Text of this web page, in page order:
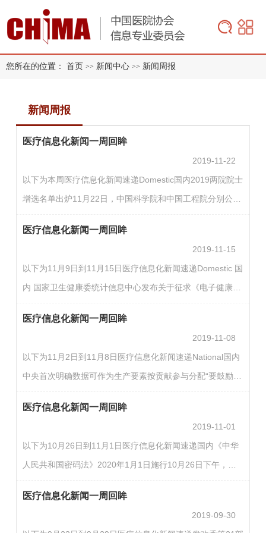
您所在的位置： 首页 >> 新闻中心 >> 新闻周报
新闻周报
医疗信息化新闻一周回眸
2019-11-22
以下为本周医疗信息化新闻速递Domestic国内2019两院院士
增选名单出炉11月22日，中国科学院和中国工程院分别公布
科学院院士名单中，包括10名生命科学和医学学部院士。中
国工程院选举产生了75位院士和29位外籍院士。医药卫生学
部共10人当选。（根据网站整理）CHIMA HIT News新一轮
大型医院巡查启动11月21日，国家卫生健康委办公厅发布
《大型医院巡查工作方案（2019～2022年度）》。《方案》
医疗信息化新闻一周回眸
2019-11-15
以下为11月9日到11月15日医疗信息化新闻速递Domestic 国
内 国家卫生健康委统计信息中心发布关于征求《电子健康卡
用，指导医疗卫生机构实施电子健康卡应用环境改造，国家
卫生健康委统计信息中心组织编制了《电子健康卡医疗服务
应用指南》，现公开征求意见，反馈意见截止日期：2019年
11月30日。（统计信息中心）CHIMA HIT News2019年北京
地区电子病历系统分级评价结果（0-4级）公布11月7日，北
医疗信息化新闻一周回眸
2019-11-08
以下为11月2日到11月8日医疗信息化新闻速递National国内
中央首次明确数据可作为生产要素按贡献参与分配“要鼓励勤
等生产要素按贡献参与分配的机制……”11月1日，中国共产
党十九届四中全会新闻发布会上，中央财经委员会办公室副
主任韩文秀介绍了坚持和完善社会主义基本经济制度的有关
情况。记者注意到，这是中央首次在公开场合提出数据可作
为生产要素按贡献参与分配。有专家告诉南都记者，这是重
医疗信息化新闻一周回眸
2019-11-01
以下为10月26日到11月1日医疗信息化新闻速递国内《中华
人民共和国密码法》2020年1月1日施行10月26日下午，十
和国密码法》。新法旨在规范密码应用和管理，促进密码事
业发展，保障网络与信息安全，维护国家安全和社会公共利
医疗信息化新闻一周回眸
2019-09-30